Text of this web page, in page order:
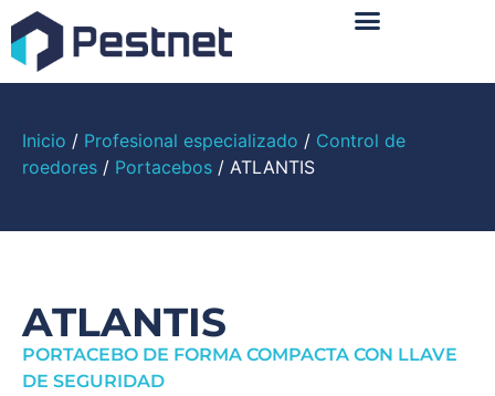
Inicio / Profesional especializado / Control de
roedores / Portacebos / ATLANTIS
ATLANTIS
PORTACEBO DE FORMA COMPACTA CON LLAVE
DE SEGURIDAD